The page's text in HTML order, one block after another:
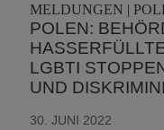
MELDUNGEN |
POLEN:
LGBTI
UND
30. JUNI 2022